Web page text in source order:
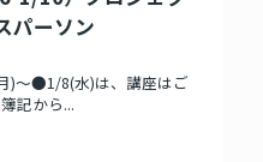
パーソン
)～●1/8(水)は、講座はご
記から...